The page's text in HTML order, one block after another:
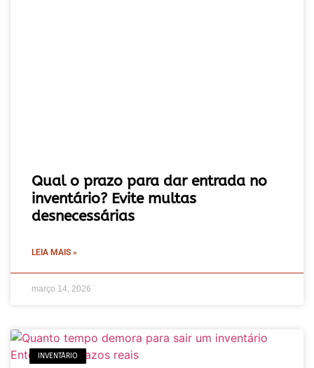
Qual o prazo para dar entrada no
inventário? Evite multas
desnecessárias
LEIA MAIS »
março 14, 2026
INVENTÁRIO